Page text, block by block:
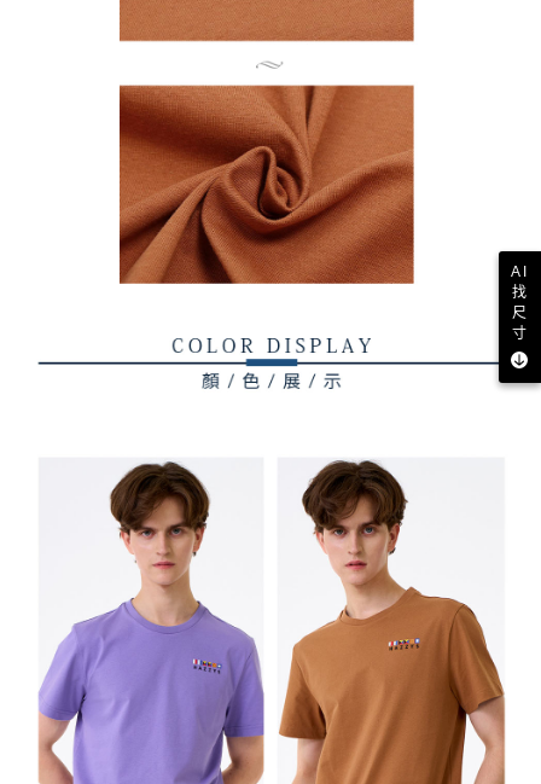
AI
找
尺
寸